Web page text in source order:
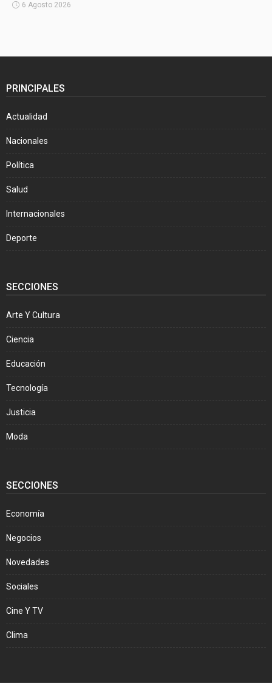
6 Agosto 2026
PRINCIPALES
Actualidad
Nacionales
Política
Salud
Internacionales
Deporte
SECCIONES
Arte Y Cultura
Ciencia
Educación
Tecnología
Justicia
Moda
SECCIONES
Economía
Negocios
Novedades
Sociales
Cine Y TV
Clima